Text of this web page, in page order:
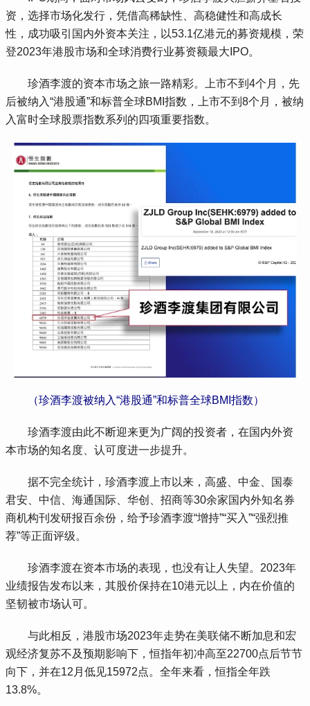
资，选择市场化发行，凭借高稀缺性、高稳健性和高成长
性，成功吸引国内外资本关注，以53.1亿港元的募资规模，荣
登2023年港股市场和全球消费行业募资额最大IPO。
珍酒李渡的资本市场之旅一路精彩。上市不到4个月，先
后被纳入“港股通”和标普全球BMI指数，上市不到8个月，被纳
入富时全球股票指数系列的四项重要指数。
（珍酒李渡被纳入“港股通”和标普全球BMI指数）
珍酒李渡由此不断迎来更为广阔的投资者，在国内外资
本市场的知名度、认可度进一步提升。
据不完全统计，珍酒李渡上市以来，高盛、中金、国泰
君安、中信、海通国际、华创、招商等30余家国内外知名券
商机构刊发研报百余份，给予珍酒李渡“增持”“买入”“强烈推
荐”等正面评级。
珍酒李渡在资本市场的表现，也没有让人失望。2023年
业绩报告发布以来，其股价保持在10港元以上，内在价值的
坚韧被市场认可。
与此相反，港股市场2023年走势在美联储不断加息和宏
观经济复苏不及预期影响下，恒指年初冲高至22700点后节节
向下，并在12月低见15972点。全年来看，恒指全年跌
13.8%。